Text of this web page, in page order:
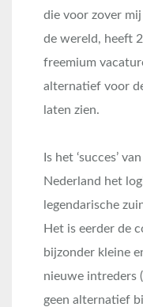
die voor zover
de wereld, heeft
freemium
alternatief voor
laten zien.
Is het ‘succes’
Nederland het
legendarische
Het is eerder de
bijzonder kleine
nieuwe intreders
geen alternatief